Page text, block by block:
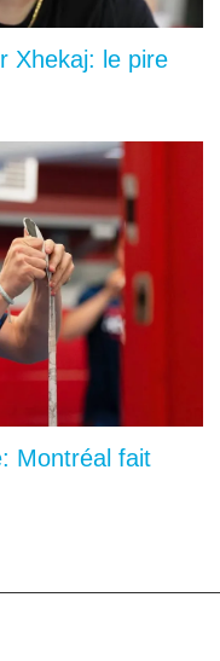
Xhekaj: le pire
Montréal fait